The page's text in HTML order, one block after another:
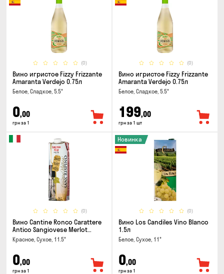
(0)
Вино игристое Fizzy Frizzante
Amaranta Verdejo 0.75л
Белое, Сладкое, 5.5°
0,00
грн за 1
(0)
Вино игристое Fizzy Frizzante
Amaranta Verdejo 0.75л
Белое, Сладкое, 5.5°
199,00
грн за 1 шт
(0)
Вино Cantine Ronco Carattere
Antico Sangiovese Merlot
Rubicone IGT 1л
Красное, Сухое, 11.5°
0,00
грн за 1
(0)
Новинка
Вино Los Candiles Vino Blanco
1.5л
Белое, Сухое, 11°
0,00
грн за 1